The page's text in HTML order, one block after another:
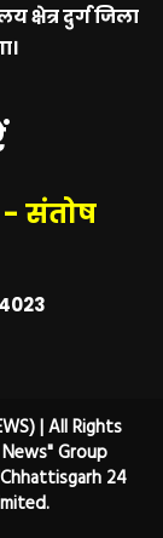
क्षेत्र दुर्ग जिला
- संतोष
| All Rights
Group
24